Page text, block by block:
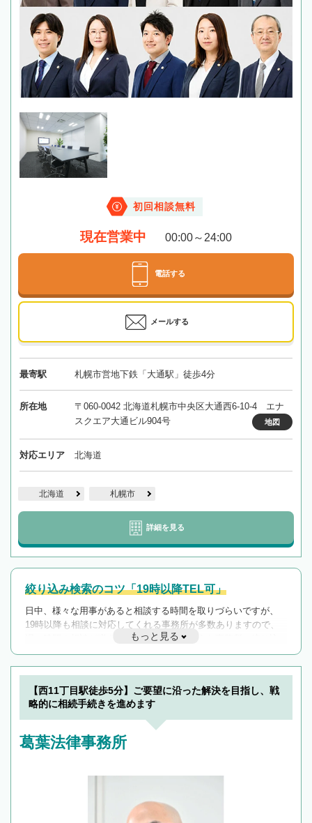
初回相談無料
現在営業中 00:00～24:00
電話する
メールする
最寄駅 札幌市営地下鉄「大通駅」徒歩4分
所在地
〒060-0042 北海道札幌市中央区大通西6-10-4 エナ
スクエア大通ビル904号
地図
対応エリア 北海道
北海道 札幌市
詳細を見る
絞り込み検索のコツ「19時以降TEL可」
日中、様々な用事があると相談する時間を取りづらいですが、
19時以降も相談に対応してくれる事務所が多数ありますので、
遅い時間の相談が増えそうな場合はそのような事務所に絞り込
んで検索してみましょう。
19時以降TEL可の条件
を加えて再検索
もっと見る
【西11丁目駅徒歩5分】ご要望に沿った解決を目指し、戦
略的に相続手続きを進めます
葛葉法律事務所